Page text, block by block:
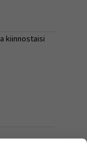
kiinnostaisi